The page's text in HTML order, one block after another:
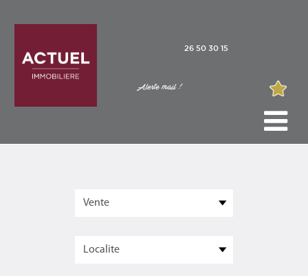
26 50 30 15
Alerte mail !